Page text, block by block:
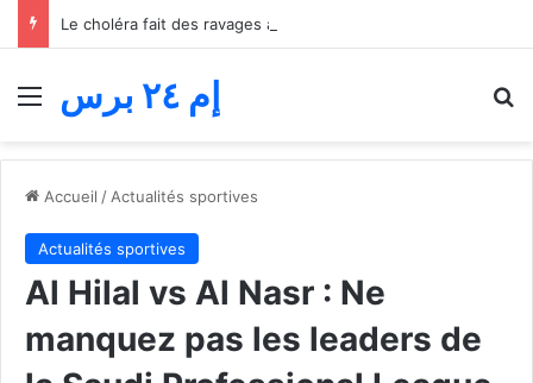
Menu إم ٢٤ برس
Accueil / Actualités sportives
Actualités sportives
Al Hilal vs Al Nasr : Ne
manquez pas les leaders de